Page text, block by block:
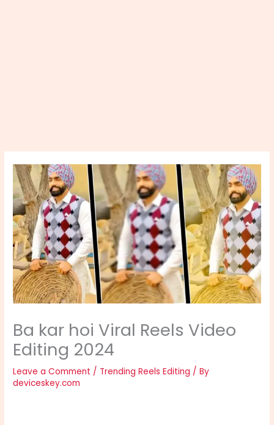
Ba kar hoi Viral Reels Video
Editing 2024
Leave a Comment / Trending Reels Editing / By
deviceskey.com